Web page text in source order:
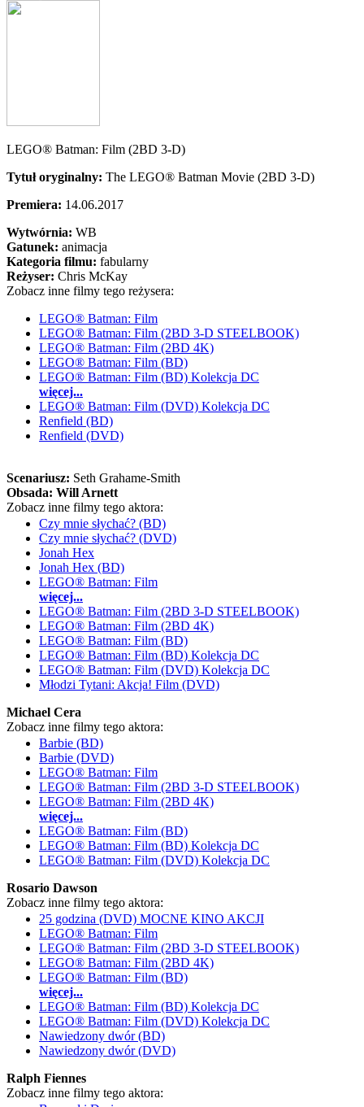
LEGO® Batman: Film (2BD 3-D)
Tytuł oryginalny: The LEGO® Batman Movie (2BD 3-D)
Premiera: 14.06.2017
Wytwórnia: WB
Gatunek: animacja
Kategoria filmu: fabularny
Reżyser: Chris McKay
Zobacz inne filmy tego reżysera:
LEGO® Batman: Film
LEGO® Batman: Film (2BD 3-D STEELBOOK)
LEGO® Batman: Film (2BD 4K)
LEGO® Batman: Film (BD)
LEGO® Batman: Film (BD) Kolekcja DC
więcej...
LEGO® Batman: Film (DVD) Kolekcja DC
Renfield (BD)
Renfield (DVD)
Scenariusz: Seth Grahame-Smith
Obsada: Will Arnett
Zobacz inne filmy tego aktora:
Czy mnie słychać? (BD)
Czy mnie słychać? (DVD)
Jonah Hex
Jonah Hex (BD)
LEGO® Batman: Film
więcej...
LEGO® Batman: Film (2BD 3-D STEELBOOK)
LEGO® Batman: Film (2BD 4K)
LEGO® Batman: Film (BD)
LEGO® Batman: Film (BD) Kolekcja DC
LEGO® Batman: Film (DVD) Kolekcja DC
Młodzi Tytani: Akcja! Film (DVD)
Michael Cera
Zobacz inne filmy tego aktora:
Barbie (BD)
Barbie (DVD)
LEGO® Batman: Film
LEGO® Batman: Film (2BD 3-D STEELBOOK)
LEGO® Batman: Film (2BD 4K)
więcej...
LEGO® Batman: Film (BD)
LEGO® Batman: Film (BD) Kolekcja DC
LEGO® Batman: Film (DVD) Kolekcja DC
Rosario Dawson
Zobacz inne filmy tego aktora:
25 godzina (DVD) MOCNE KINO AKCJI
LEGO® Batman: Film
LEGO® Batman: Film (2BD 3-D STEELBOOK)
LEGO® Batman: Film (2BD 4K)
LEGO® Batman: Film (BD)
więcej...
LEGO® Batman: Film (BD) Kolekcja DC
LEGO® Batman: Film (DVD) Kolekcja DC
Nawiedzony dwór (BD)
Nawiedzony dwór (DVD)
Ralph Fiennes
Zobacz inne filmy tego aktora: